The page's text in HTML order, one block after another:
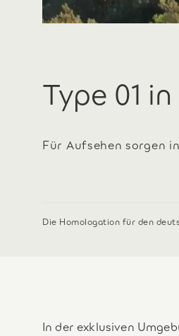
Type 01
Für Aufsehen sorgen
Die Homologation für den
In der exklusiven